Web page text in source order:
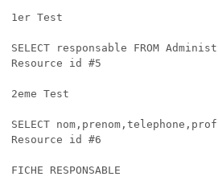
1er Test
SELECT responsable FROM
Resource id #5
2eme Test
SELECT
Resource id #6
FICHE RESPONSABLE